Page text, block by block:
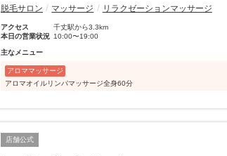
脱毛サロン マッサージ リラクゼーションマッサージ
アクセス
千丈駅から3.3km
本日の営業状況 10:00〜19:00
主なメニュー
アロママッサージ
アロマオイルリンパマッサージ全身60分
店舗公式